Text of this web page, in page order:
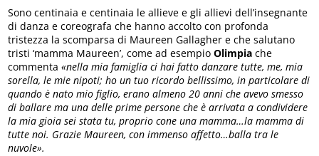
Sono centinaia e centinaia le allieve e gli allievi dell’insegnante
di danza e coreografa che hanno accolto con profonda
tristezza la scomparsa di Maureen Gallagher e che salutano
tristi ‘mamma Maureen’, come ad esempioOlimpia che
commenta«nella mia famiglia ci hai fatto danzare tutte, me, mia
sorella, le mie nipoti; ho un tuo ricordo bellissimo, in particolare di
quando è nato mio figlio, erano almeno 20 anni che avevo smesso
di ballare ma una delle prime persone che è arrivata a condividere
la mia gioia sei stata tu, proprio cone una mamma…la mamma di
tutte noi. Grazie Maureen, con immenso affetto…balla tra le
nuvole».